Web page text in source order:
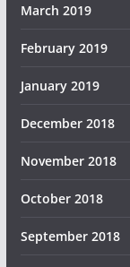
March 2019
February 2019
January 2019
December 2018
November 2018
October 2018
September 2018